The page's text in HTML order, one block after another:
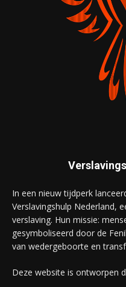
In een nieuw tijdperk
Verslavingshulp Nederland,
verslaving. Hun missie:
gesymboliseerd door de
van wedergeboorte en
Deze website is ontworpen